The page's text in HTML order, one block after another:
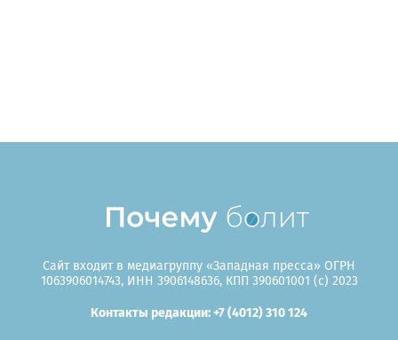
Сайт входит в медиагруппу «Западная пресса» ОГРН
1063906014743, ИНН 3906148636, КПП 390601001 (c) 2023
Контакты редакции: +7 (4012) 310 124